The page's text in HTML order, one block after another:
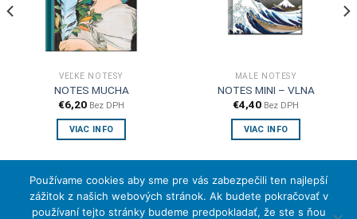
VEĽKÉ NOTESY
NOTES MUCHA
€6,20 Bez DPH
VIAC INFO
MALÉ NOTESY
NOTES MINI – VLNA
€4,40 Bez DPH
VIAC INFO
Používame cookies aby sme pre vás zabezpečili ten najlepší
zážitok z našich webových stránok. Ak budete pokračovať v
používaní tejto stránky budeme predpokladať, že ste s ňou